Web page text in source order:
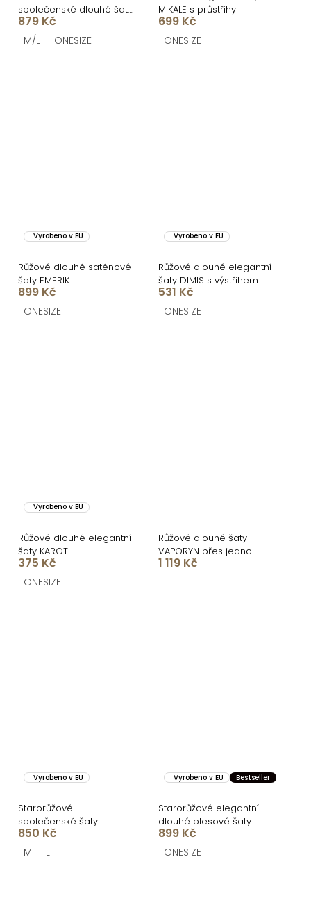
společenské dlouhé šaty
LERDISEL
879 Kč
M/L ONESIZE
MIKALE s průstřihy
699 Kč
ONESIZE
Vyrobeno v EU
Růžové dlouhé saténové
šaty EMERIK
899 Kč
ONESIZE
Vyrobeno v EU
Růžové dlouhé elegantní
šaty DIMIS s výstřihem
531 Kč
ONESIZE
Vyrobeno v EU
Růžové dlouhé elegantní
šaty KAROT
375 Kč
ONESIZE
Růžové dlouhé šaty
VAPORYN přes jedno
rameno
1 119 Kč
L
Vyrobeno v EU
Starorůžové
společenské šaty
LINDENE s kamínky
850 Kč
M L
Vyrobeno v EU Bestseller
Starorůžové elegantní
dlouhé plesové šaty
PRIMROSE
899 Kč
ONESIZE